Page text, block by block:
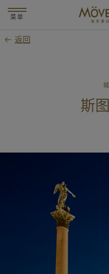
要
菜单
返回
斯